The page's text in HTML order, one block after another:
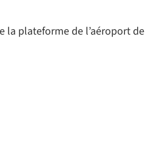
la plateforme de l’aéroport de